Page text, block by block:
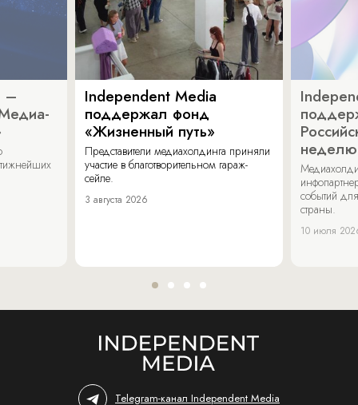
–
Independent Media
поддержал фонд
«Жизненный путь»
Представители медиахолдинга приняли
участие в благотворительном гараж-
сейле.
3 августа 2026
неделю
событий
страны.
10 июля
Telegram-канал Independent Media